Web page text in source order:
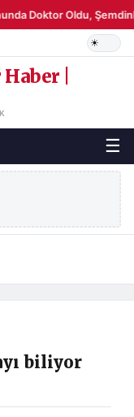
Doktor Oldu,
|
☰
biliyor